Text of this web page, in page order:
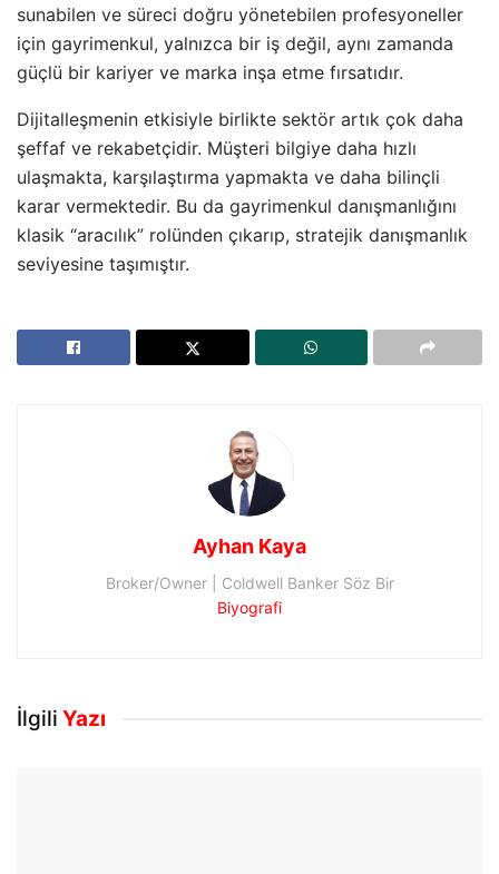
sunabilen ve süreci doğru yönetebilen profesyoneller
için gayrimenkul, yalnızca bir iş değil, aynı zamanda
güçlü bir kariyer ve marka inşa etme fırsatıdır.
Dijitalleşmenin etkisiyle birlikte sektör artık çok daha
şeffaf ve rekabetçidir. Müşteri bilgiye daha hızlı
ulaşmakta, karşılaştırma yapmakta ve daha bilinçli
karar vermektedir. Bu da gayrimenkul danışmanlığını
klasik “aracılık” rolünden çıkarıp, stratejik danışmanlık
seviyesine taşımıştır.
Ayhan Kaya
Broker/Owner | Coldwell Banker Söz Bir
Biyografi
İlgili Yazı